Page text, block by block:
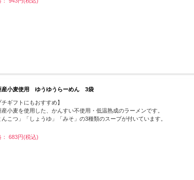
産小麦使用 ゆうゆうらーめん 3袋
チギフトにもおすすめ】
産小麦を使用した、かんすい不使用・低温熟成のラーメンです。
んこつ」「しょうゆ」「みそ」の3種類のスープが付いています。
： 683円(税込)